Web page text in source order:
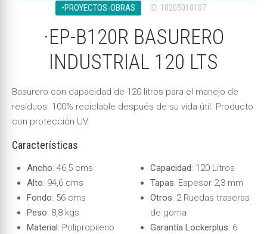
•PROYECTOS-OBRAS
ID: 10205010107
·EP-B120R BASURERO
INDUSTRIAL 120 LTS
Basurero con capacidad de 120 litros para el manejo de
residuos. 100% reciclable después de su vida útil. Producto
con protección UV.
Características
Ancho: 46,5 cms
Alto: 94,6 cms
Fondo: 56 cms
Peso: 8,8 kgs
Material : Polipropileno
Capacidad: 120 Litros
Tapas: Espesor 2,3 mm
Otros: 2 Ruedas traseras
de goma
Garantía Lockerplus: 6